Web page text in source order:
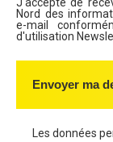
Nord des
e-mail
d'utilisation
Envoyer ma
Les données